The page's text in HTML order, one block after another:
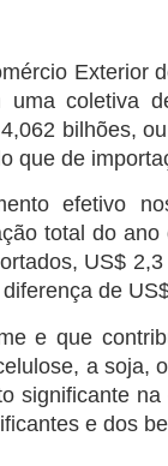
Exterior
coletiva
bilhões,
que de
efetivo
total do
US$
de
e que
a soja,
significante
e dos